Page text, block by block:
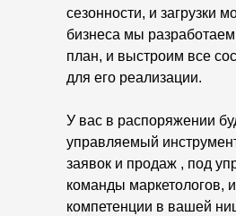
сезонности, и загрузки
бизнеса мы разработаем
план, и выстроим все
для его реализации.
У вас в распоряжении
управляемый
заявок и продаж , под
команды маркетологов,
компетенции в вашей